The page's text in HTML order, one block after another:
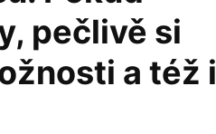
pečlivě si
a též i